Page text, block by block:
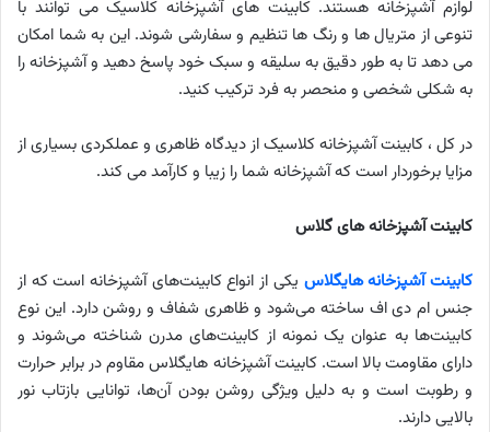
لوازم آشپزخانه هستند. کابینت های آشپزخانه کلاسیک می توانند با
تنوعی از متریال ها و رنگ ها تنظیم و سفارشی شوند. این به شما امکان
می دهد تا به طور دقیق به سلیقه و سبک خود پاسخ دهید و آشپزخانه را
به شکلی شخصی و منحصر به فرد ترکیب کنید.
در کل ، کابینت آشپزخانه کلاسیک از دیدگاه ظاهری و عملکردی بسیاری از
مزایا برخوردار است که آشپزخانه شما را زیبا و کارآمد می کند.
کابینت آشپزخانه های گلاس
کابینت آشپزخانه ‌هایگلاس یکی از انواع کابینت‌های آشپزخانه است که از
جنس ام دی اف ساخته می‌شود و ظاهری شفاف و روشن دارد. این نوع
کابینت‌ها به عنوان یک نمونه از کابینت‌های مدرن شناخته می‌شوند و
دارای مقاومت بالا است. کابینت آشپزخانه‌ هایگلاس مقاوم در برابر حرارت
و رطوبت است و به دلیل ویژگی روشن بودن آن‌ها، توانایی بازتاب نور
بالایی دارند.